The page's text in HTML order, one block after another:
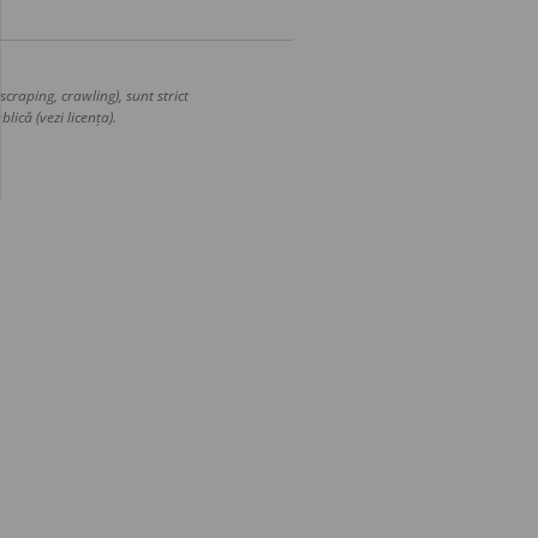
crawling), sunt strict
(vezi licența).